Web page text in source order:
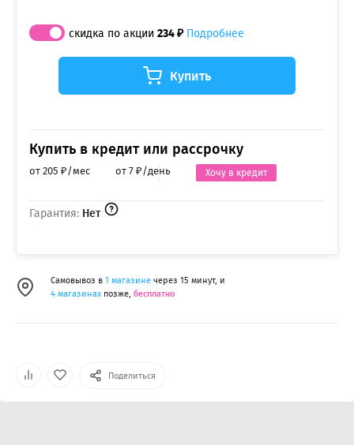
Поделиться
Гарантия: Нет
скидка по акции 234 ₽ Подробнее
Купить
Купить в кредит или рассрочку
от 205 ₽/мес от 7 ₽/день Хочу в кредит
Самовывоз в 1 магазине через 15 минут, и
4 магазинах позже, бесплатно